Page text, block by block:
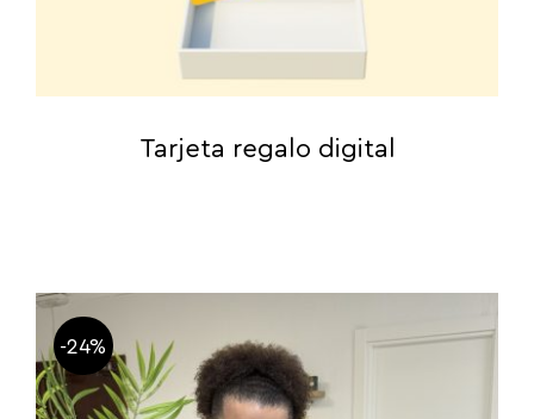
Tarjeta regalo digital
-24%